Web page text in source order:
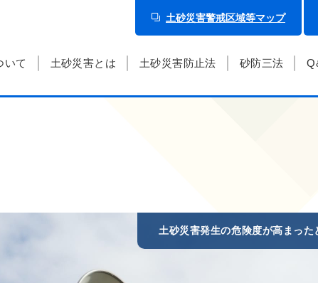
土砂災害警戒区域等マップ
いて 土砂災害とは 土砂災害防止法 砂防三法
土砂災害発生の危険度が高まった